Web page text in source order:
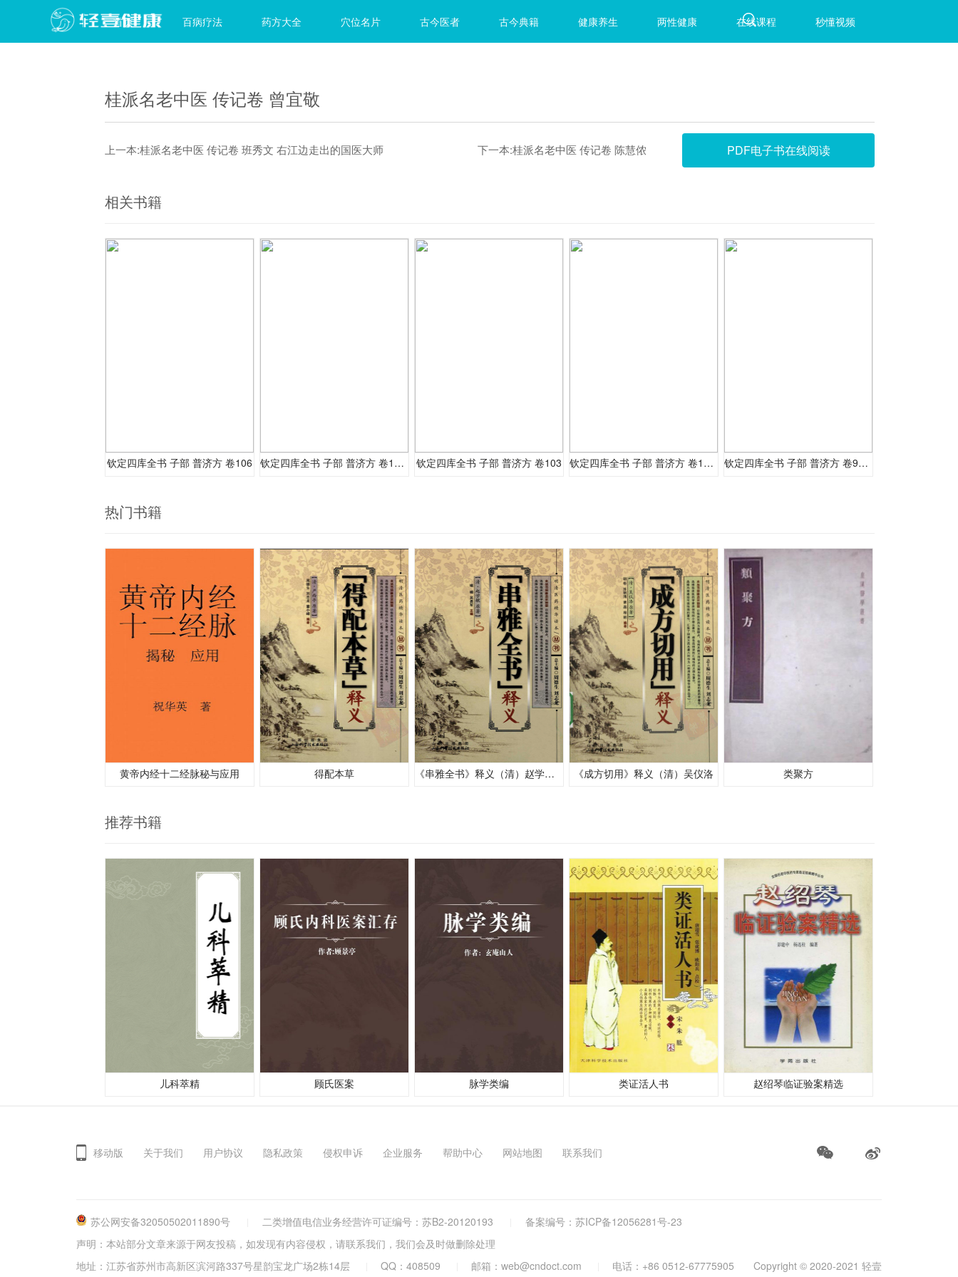
首页 百病疗法 药方大全 穴位名片 古今医者 古今典籍 健康养生 两性健康 在线课程 秒懂视频
桂派名老中医 传记卷 曾宜敬
PDF电子书在线阅读
上一本:桂派名老中医 传记卷 班秀文 右江边走出的国医大师 下一本:桂派名老中医 传记卷 陈慧侬
相关书籍
钦定四库全书 子部 普济方 卷106 钦定四库全书 子部 普济方 卷104-105 钦定四库全书 子部 普济方 卷103 钦定四库全书 子部 普济方 卷101-102 钦定四库全书 子部 普济方 卷99-100
热门书籍
黄帝内经十二经脉秘与应用 得配本草 《串雅全书》释义（清）赵学敏 原著 《成方切用》释义（清）吴仪洛 类聚方
推荐书籍
儿科萃精 顾氏医案 脉学类编 类证活人书 赵绍琴临证验案精选
移动版 关于我们 用户协议 隐私政策 侵权申诉 企业服务 帮助中心 网站地图 联系我们
苏公网安备32050502011890号 二类增值电信业务经营许可证编号：苏B2-20120193 备案编号： 苏ICP备12056281号-23
声明：本站部分文章来源于网友投稿，如发现有内容侵权，请联系我们，我们会及时做删除处理
地址：江苏省苏州市高新区滨河路337号星韵宝龙广场2栋14层
QQ：408509 邮箱：web@cndoct.com 电话：+86 0512-67775905 Copyright © 2020-2021 轻壹